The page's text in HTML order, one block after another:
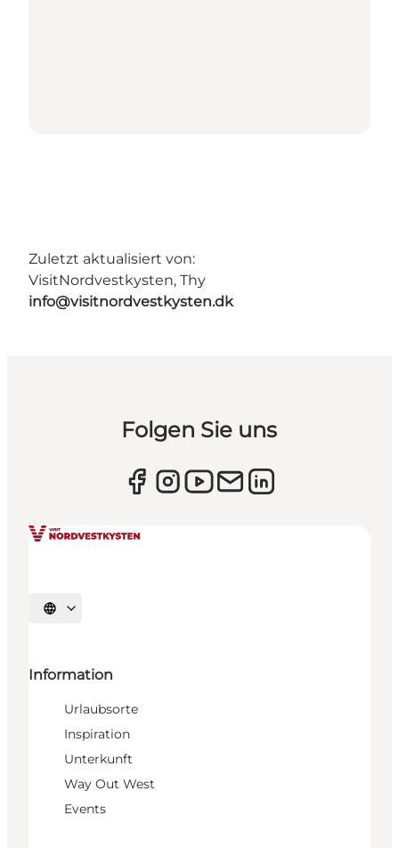
Zuletzt aktualisiert von:
VisitNordvestkysten, Thy
info@visitnordvestkysten.dk
Folgen Sie uns
Sprache auswählen
Information
Urlaubsorte
Inspiration
Unterkunft
Way Out West
Events